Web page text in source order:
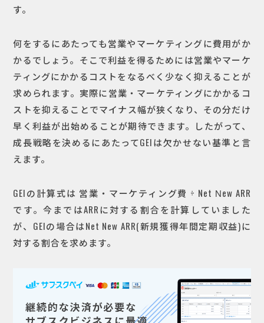
す。
何をするにあたっても営業やマーケティングに費用がか
かるでしょう。そこで利益を得るためには営業やマーケ
ティングにかかるコストをなるべく少なく抑えることが
求められます。実際に営業・マーケティングにかかるコ
ストを抑えることでマイナス幅が狭くなり、その分だけ
早く利益が出始めることが期待できます。したがって、
成長戦略を決めるにあたってGEIは欠かせない基準と言
えます。
GEIの計算式は 営業・マーケティング費 ÷ Net Νew ARR
です。今まではARRに対する割合を計算していました
が、GEIの場合はNet New ARR(新規獲得年間定期収益)に
対する割合を求めます。